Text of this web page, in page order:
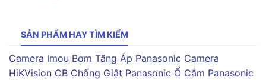
SẢN PHẨM HAY TÌM KIẾM
Camera Imou Bơm Tăng Áp Panasonic Camera
HiKVision CB Chống Giật Panasonic Ổ Cắm Panasonic